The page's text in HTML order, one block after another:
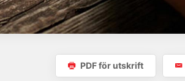
PDF för utskrift